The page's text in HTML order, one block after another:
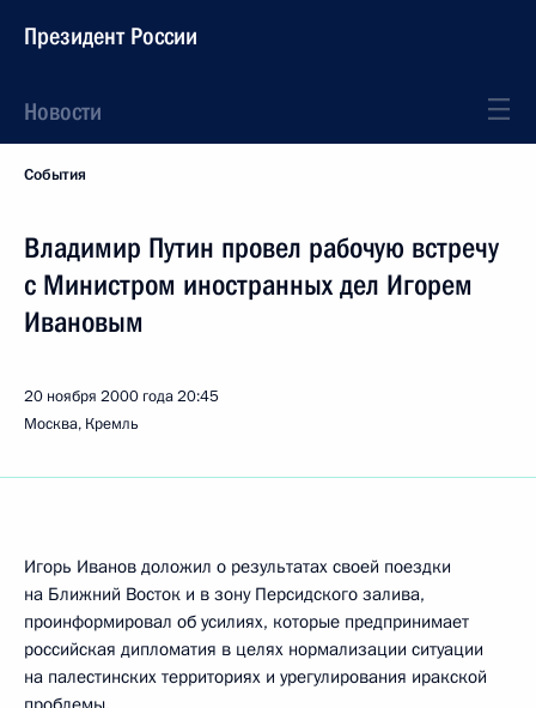
Президент России
Новости
События
Владимир Путин провел рабочую встречу
с Министром иностранных дел Игорем
Ивановым
20 ноября 2000 года20:45
Москва, Кремль
Игорь Иванов доложил о результатах своей поездки
на Ближний Восток и в зону Персидского залива,
проинформировал об усилиях, которые предпринимает
российская дипломатия в целях нормализации ситуации
на палестинских территориях и урегулирования иракской